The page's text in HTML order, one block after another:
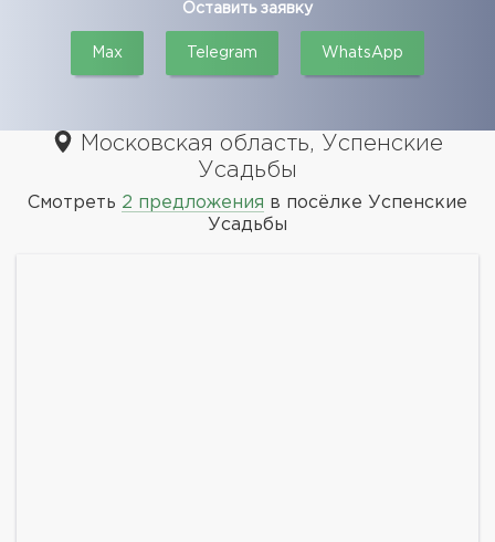
Оставить заявку
Max Telegram WhatsApp
Московская область, Успенские
Усадьбы
Смотреть 2 предложения в посёлке Успенские
Усадьбы